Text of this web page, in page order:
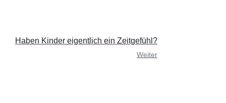
Haben Kinder eigentlich ein Zeitgefühl?
Weiter